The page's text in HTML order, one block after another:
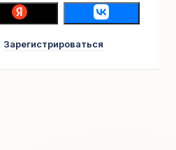
Зарегистрироваться